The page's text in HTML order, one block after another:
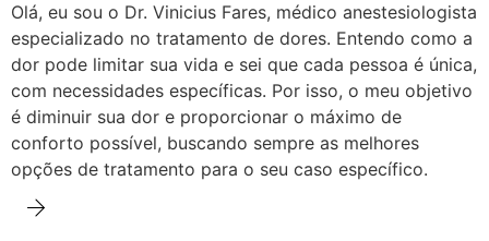
Olá, eu sou o Dr. Vinicius Fares, médico anestesiologista
especializado no tratamento de dores. Entendo como a
dor pode limitar sua vida e sei que cada pessoa é única,
com necessidades específicas. Por isso, o meu objetivo
é diminuir sua dor e proporcionar o máximo de
conforto possível, buscando sempre as melhores
opções de tratamento para o seu caso específico.